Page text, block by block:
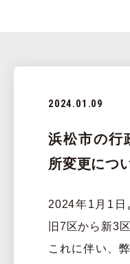
2024.01.09
浜松市の行
所変更につ
2024年1月1日
旧7区から新3
これに伴い、